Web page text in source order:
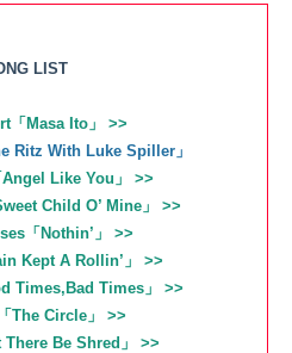
LIST
「Masa Ito」 >>
Ritz With Luke Spiller」
Like You」 >>
Child O’ Mine」 >>
「Nothin’」 >>
Kept A Rollin’」 >>
Times,Bad Times」 >>
The Circle」 >>
There Be Shred」 >>